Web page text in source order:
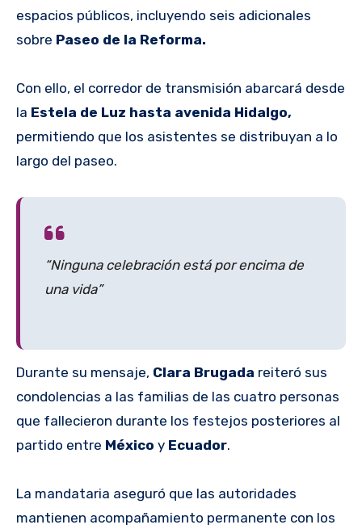
espacios públicos, incluyendo seis adicionales
sobre Paseo de la Reforma.
Con ello, el corredor de transmisión abarcará desde
la Estela de Luz hasta avenida Hidalgo,
permitiendo que los asistentes se distribuyan a lo
largo del paseo.
“Ninguna celebración está por encima de
una vida”
Durante su mensaje, Clara Brugada reiteró sus
condolencias a las familias de las cuatro personas
que fallecieron durante los festejos posteriores al
partido entre México y Ecuador.
La mandataria aseguró que las autoridades
mantienen acompañamiento permanente con los